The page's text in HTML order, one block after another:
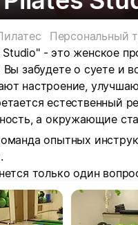
Персональный
Studio" - это женское
забудете о суете и
настроение,
естественный
а окружающие
опытных
только один